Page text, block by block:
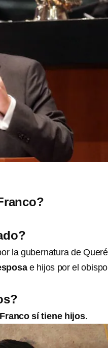
la gubernatura de
e hijos por el
sí tiene hijos.